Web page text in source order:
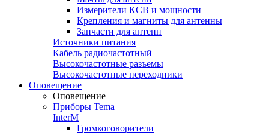
Измерители КСВ и мощности
Крепления и магниты для антенны
Запчасти для антенн
Источники питания
Кабель радиочастотный
Высокочастотные разъемы
Высокочастотные переходники
Оповещение
Оповещение
Приборы Tema
InterM
Громкоговорители